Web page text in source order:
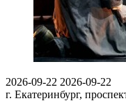
2026-09-22 2026-09-22
г. Екатеринбург,